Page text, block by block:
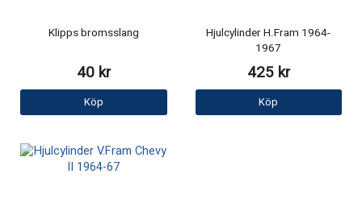
Klipps bromsslang
40 kr
Köp
Hjulcylinder H.Fram 1964-
1967
425 kr
Köp